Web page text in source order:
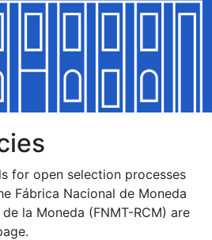
for open selection processes
Fábrica Nacional de Moneda
la Moneda (FNMT-RCM) are